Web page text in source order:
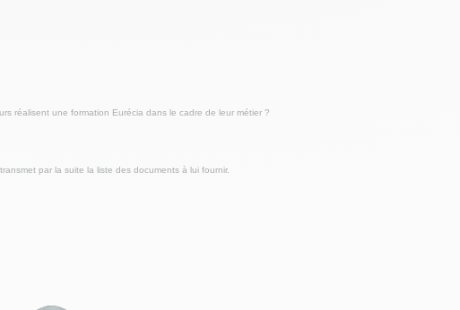
réalisent une formation Eurécia dans le cadre de leur métier ?
par la suite la liste des documents à lui fournir.